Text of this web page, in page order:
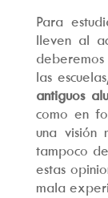
Para
lleven al
las
antiguos
como en
una visión
tampoco
estas
mala